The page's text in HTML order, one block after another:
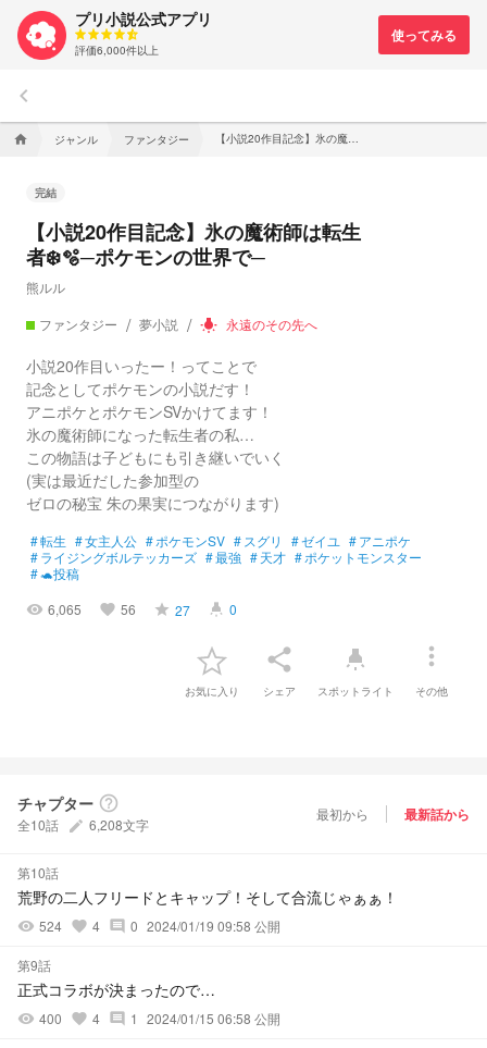
プリ小説公式アプリ
評価6,000件以上
keyboard_arrow_left
home ジャンル ファンタジー
完結
【小説20作目記念】氷の魔術師は転生
者❄️🫧─ポケモンの世界で─
熊ルル
ファンタジー
夢小説 wb_incandescent 永遠のその先へ
小説20作目いったー！ってことで
記念としてポケモンの小説だす！
アニポケとポケモンSVかけてます！
氷の魔術師になった転生者の私…
この物語は子どもにも引き継いでいく
(実は最近だした参加型の
ゼロの秘宝 朱の果実につながります)
#転生 #女主人公 #ポケモンSV # スグリ #ゼイユ #アニポケ
#ライジングボルテッカーズ #最強 #天才 #ポケットモンスター
#🐢投稿
visibility 6,065 favorite 56 grade 27 highlight 0
お気に入り
share
シェア
highlight
スポットライト
more_vert
その他
チャプター help_outline
全10話 create 6,208文字
最初から 最新話から
第10話
荒野の二人フリードとキャップ！そして合流じゃぁぁ！
visibility 524 favorite 4 comment 0 2024/01/19 09:58 公開
第9話
正式コラボが決まったので…
visibility 400 favorite 4 comment 1 2024/01/15 06:58 公開